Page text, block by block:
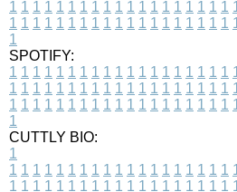
1 1 1 1 1 1 1 1 1 1 1 1 1 1 1 1 1 1 1
1 1 1 1 1 1 1 1 1 1 1 1 1 1 1 1 1 1 1
1
SPOTIFY:
1 1 1 1 1 1 1 1 1 1 1 1 1 1 1 1 1 1 1
1 1 1 1 1 1 1 1 1 1 1 1 1 1 1 1 1 1 1
1 1 1 1 1 1 1 1 1 1 1 1 1 1 1 1 1 1 1
1
CUTTLY BIO:
1
1 1 1 1 1 1 1 1 1 1 1 1 1 1 1 1 1 1 1
1 1 1 1 1 1 1 1 1 1 1 1 1 1 1 1 1 1 1